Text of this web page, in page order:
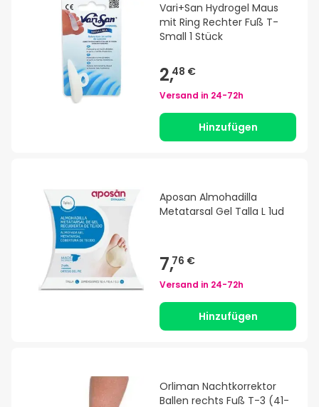
Vari+San Hydrogel Maus
mit Ring Rechter Fuß T-
Small 1 Stück
2,48 €
Versand in 24-72h
Hinzufügen
Aposan Almohadilla
Metatarsal Gel Talla L 1ud
7,76 €
Versand in 24-72h
Hinzufügen
Orliman Nachtkorrektor
Ballen rechts Fuß T-3 (41-